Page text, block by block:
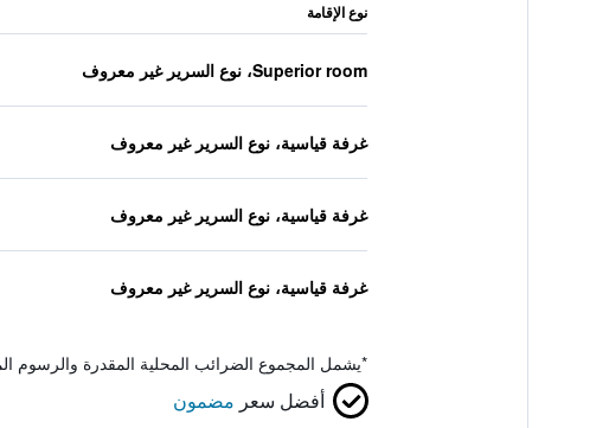
نوع الإقامة
Superior room، نوع السرير غير معروف
غرفة قياسية، نوع السرير غير معروف
غرفة قياسية، نوع السرير غير معروف
غرفة قياسية، نوع السرير غير معروف
*يشمل المجموع الضرائب المحلية المقدرة والرسوم
أفضل سعر مضمون